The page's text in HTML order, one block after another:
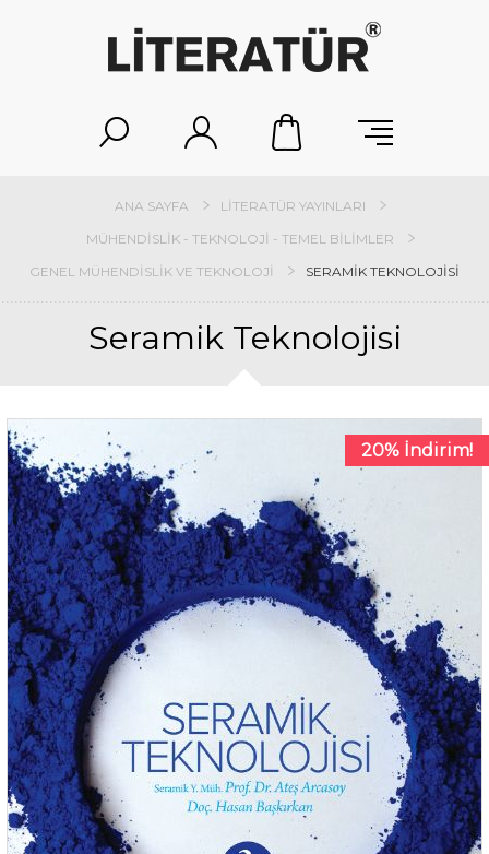
ANA SAYFA
LITERATÜR YAYINLARI
MÜHENDISLIK - TEKNOLOJI - TEMEL BILIMLER
GENEL MÜHENDISLIK VE TEKNOLOJI
SERAMIK TEKNOLOJISI
Seramik Teknolojisi
20% İndirim!